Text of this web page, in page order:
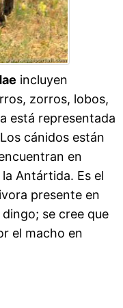
incluyen
zorros, lobos,
está representada
cánidos están
en
Antártida. Es el
presente en
se cree que
el macho en